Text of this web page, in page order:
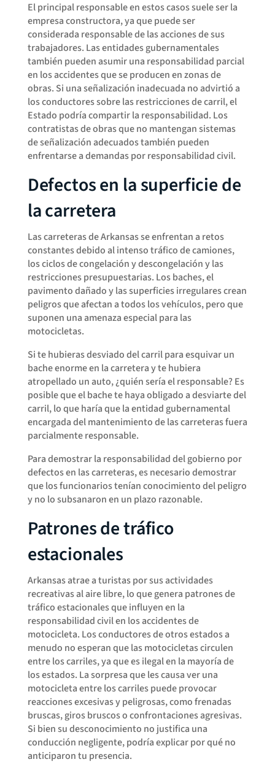
El principal responsable en estos casos suele ser la
empresa constructora, ya que puede ser
considerada responsable de las acciones de sus
trabajadores. Las entidades gubernamentales
también pueden asumir una responsabilidad parcial
en los accidentes que se producen en zonas de
obras. Si una señalización inadecuada no advirtió a
los conductores sobre las restricciones de carril, el
Estado podría compartir la responsabilidad. Los
contratistas de obras que no mantengan sistemas
de señalización adecuados también pueden
enfrentarse a demandas por responsabilidad civil.
Defectos en la superficie de
la carretera
Las carreteras de Arkansas se enfrentan a retos
constantes debido al intenso tráfico de camiones,
los ciclos de congelación y descongelación y las
restricciones presupuestarias. Los baches, el
pavimento dañado y las superficies irregulares crean
peligros que afectan a todos los vehículos, pero que
suponen una amenaza especial para las
motocicletas.
Si te hubieras desviado del carril para esquivar un
bache enorme en la carretera y te hubiera
atropellado un auto, ¿quién sería el responsable? Es
posible que el bache te haya obligado a desviarte del
carril, lo que haría que la entidad gubernamental
encargada del mantenimiento de las carreteras fuera
parcialmente responsable.
Para demostrar la responsabilidad del gobierno por
defectos en las carreteras, es necesario demostrar
que los funcionarios tenían conocimiento del peligro
y no lo subsanaron en un plazo razonable.
Patrones de tráfico
estacionales
Arkansas atrae a turistas por sus actividades
recreativas al aire libre, lo que genera patrones de
tráfico estacionales que influyen en la
responsabilidad civil en los accidentes de
motocicleta. Los conductores de otros estados a
menudo no esperan que las motocicletas circulen
entre los carriles, ya que es ilegal en la mayoría de
los estados. La sorpresa que les causa ver una
motocicleta entre los carriles puede provocar
reacciones excesivas y peligrosas, como frenadas
bruscas, giros bruscos o confrontaciones agresivas.
Si bien su desconocimiento no justifica una
conducción negligente, podría explicar por qué no
anticiparon tu presencia.